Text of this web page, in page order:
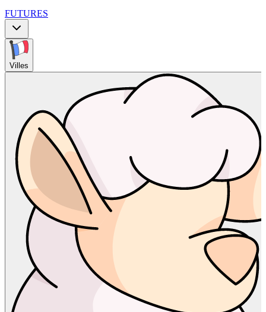
FUTURES
Villes